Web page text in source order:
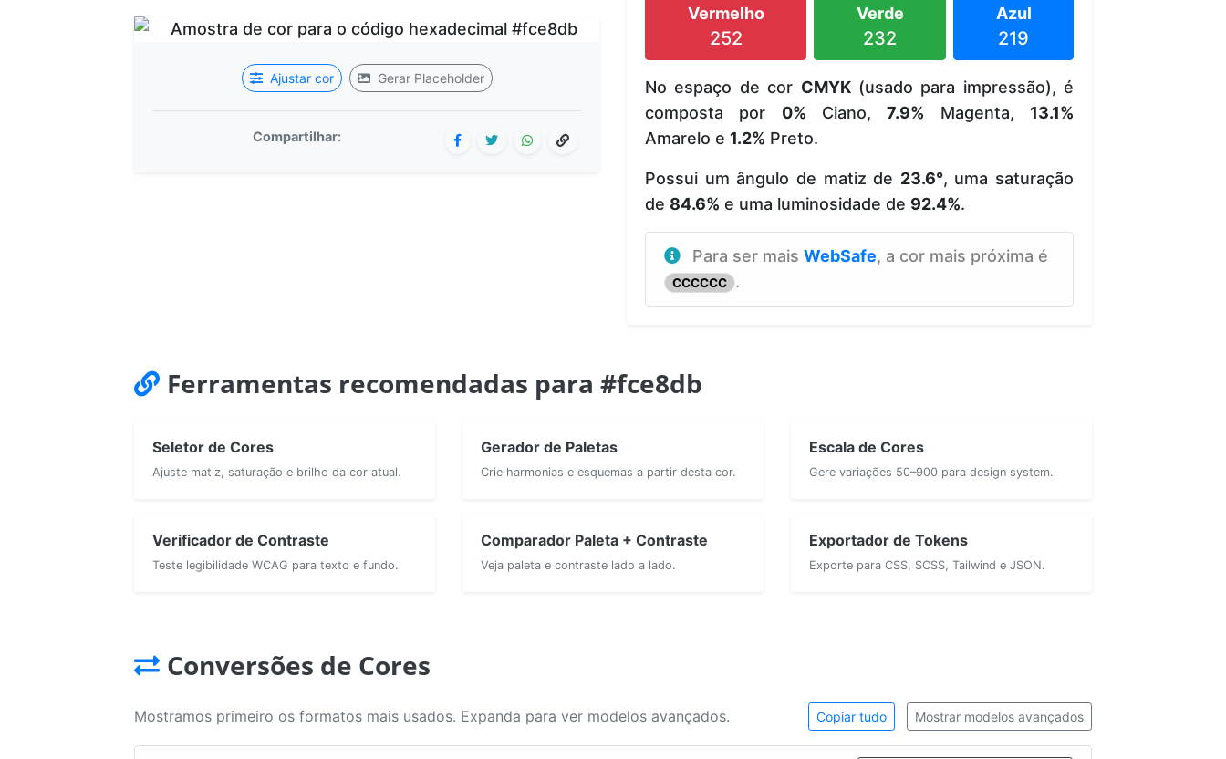
Ajustar cor Gerar Placeholder
Compartilhar:
Vermelho
252
Verde
232
Azul
219
No espaço de cor CMYK(usado para impressão), é
composta por 0% Ciano,7.9% Magenta, 13.1%
Amarelo e 1.2% Preto.
Possui um ângulo de matiz de 23.6°, uma saturação
de 84.6% e uma luminosidade de 92.4%.
Para ser mais WebSafe, a cor mais próxima é
CCCCCC .
Ferramentas recomendadas para #fce8db
Seletor de Cores
Ajuste matiz, saturação e brilho da cor atual.
Gerador de Paletas
Crie harmonias e esquemas a partir desta cor.
Escala de Cores
Gere variações 50–900 para design system.
Verificador de Contraste
Teste legibilidade WCAG para texto e fundo.
Comparador Paleta + Contraste
Veja paleta e contraste lado a lado.
Exportador de Tokens
Exporte para CSS, SCSS, Tailwind e JSON.
Conversões de Cores
Mostramos primeiro os formatos mais usados. Expanda para ver modelos avançados. Copiar tudo Mostrar modelos avançados